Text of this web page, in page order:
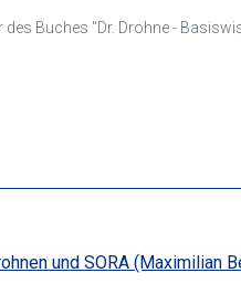
auf dem Weg zur Aufstiegserlaubnis". Beide